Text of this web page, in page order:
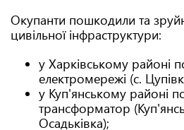
Окупанти пошкодили та
цивільної інфраструктури:
у Харківському районі
електромережі (с.
у Куп'янському районі
трансформатор
Осадьківка);